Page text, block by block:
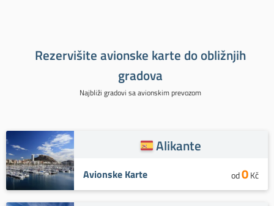
Rezervišite avionske karte do obližnjih
gradova
Najbliži gradovi sa avionskim prevozom
Alikante
Avionske Karte od0Kč